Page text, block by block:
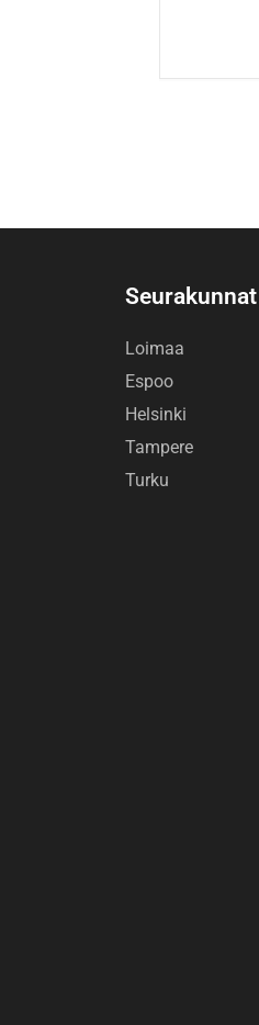
Seurakunnat
Loimaa
Espoo
Helsinki
Tampere
Turku